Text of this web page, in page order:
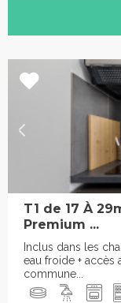
T1 de 17 À
Premium ...
Inclus dans les
eau froide + accès
commune...